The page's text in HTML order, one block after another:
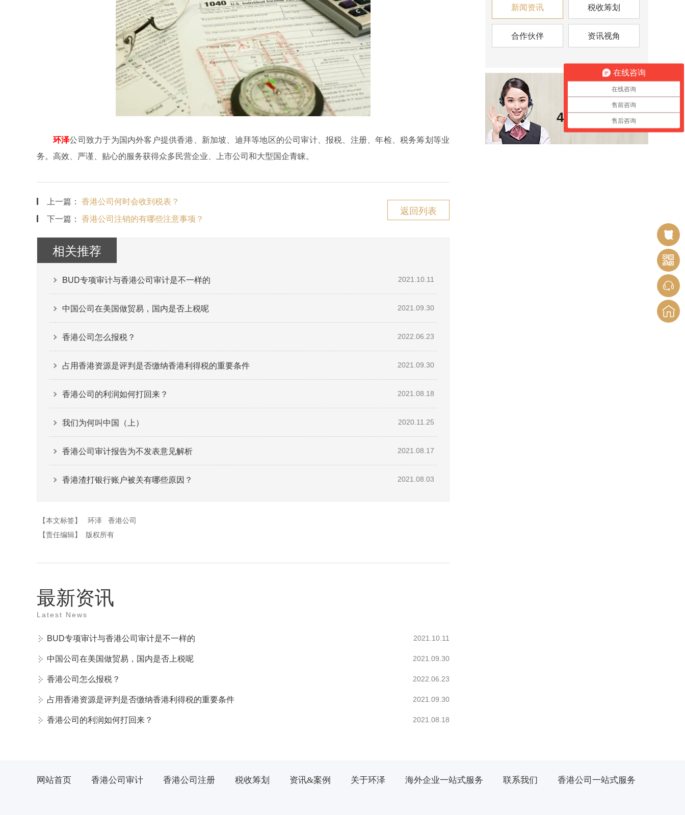
环泽公司致力于为国内外客户提供香港、新加坡、迪拜等地区的公司审计、报税、注册、年检、税务筹划等业
务。高效、严谨、贴心的服务获得众多民营企业、上市公司和大型国企青睐。
上一篇： 香港公司何时会收到税表？
下一篇： 香港公司注销的有哪些注意事项？
返回列表
相关推荐
BUD专项审计与香港公司审计是不一样的 2021.10.11
中国公司在美国做贸易，国内是否上税呢 2021.09.30
香港公司怎么报税？ 2022.06.23
占用香港资源是评判是否缴纳香港利得税的重要条件 2021.09.30
香港公司的利润如何打回来？ 2021.08.18
我们为何叫中国（上） 2020.11.25
香港公司审计报告为不发表意见解析 2021.08.17
香港渣打银行账户被关有哪些原因？ 2021.08.03
【本文标签】 环泽
香港公司
【责任编辑】
版权所有
最新资讯
Latest News
BUD专项审计与香港公司审计是不一样的 2021.10.11
中国公司在美国做贸易，国内是否上税呢 2021.09.30
香港公司怎么报税？ 2022.06.23
占用香港资源是评判是否缴纳香港利得税的重要条件 2021.09.30
香港公司的利润如何打回来？ 2021.08.18
新闻资讯 税收筹划
合作伙伴 资讯视角
咨询热线
400-6826-139
网站首页 香港公司审计 香港公司注册 税收筹划 资讯&案例 关于环泽 海外企业一站式服务 联系我们 香港公司一站式服务
在线咨询
在线咨询
售前咨询
售后咨询